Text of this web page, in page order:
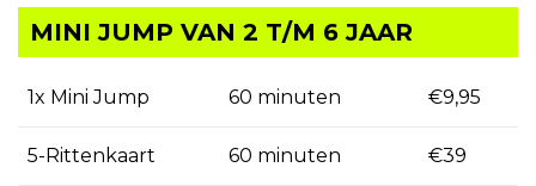
MINI JUMP VAN 2 T/M 6 JAAR
1x Mini Jump 60 minuten €9,95
5-Rittenkaart 60 minuten €39